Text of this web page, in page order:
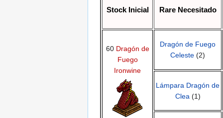
Stock Inicial Rare Necesitado
60 Dragón de
Fuego
Ironwine
Dragón de Fuego
Celeste (2)
Lámpara Dragón de
Clea (1)